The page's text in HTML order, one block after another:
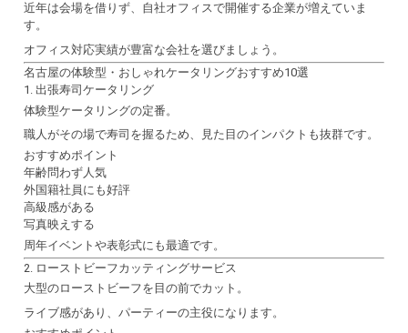
近年は会場を借りず、自社オフィスで開催する企業が増えていま
す。
オフィス対応実績が豊富な会社を選びましょう。
名古屋の体験型・おしゃれケータリングおすすめ10選
1. 出張寿司ケータリング
体験型ケータリングの定番。
職人がその場で寿司を握るため、見た目のインパクトも抜群です。
おすすめポイント
年齢問わず人気
外国籍社員にも好評
高級感がある
写真映えする
周年イベントや表彰式にも最適です。
2. ローストビーフカッティングサービス
大型のローストビーフを目の前でカット。
ライブ感があり、パーティーの主役になります。